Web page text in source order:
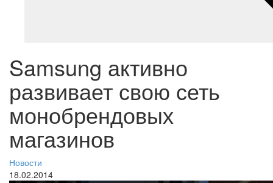
Samsung активно
развивает свою сеть
монобрендовых
магазинов
Новости
18.02.2014